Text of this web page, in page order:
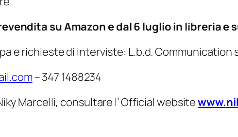
su Amazon e dal 6 luglio in libreria
e richieste di interviste: L.b.d. Communication
– 347 1488234
Marcelli, consultare l’ Official website